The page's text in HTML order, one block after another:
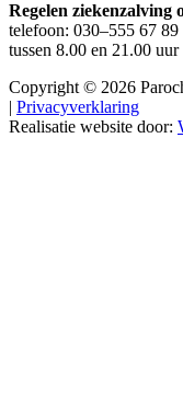
Regelen ziekenzalving
telefoon: 030–555 67 89
tussen 8.00 en 21.00 uur
Copyright © 2026
| Privacyverklaring
Realisatie website door: